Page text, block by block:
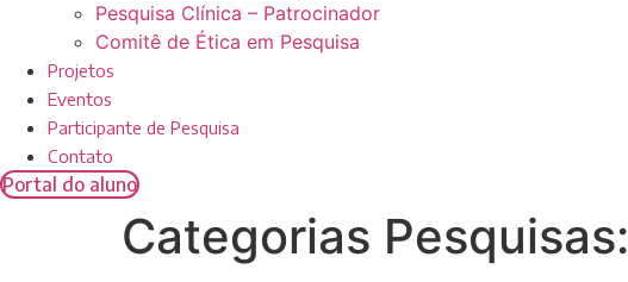
Pesquisa Clínica – Patrocinador
Comitê de Ética em Pesquisa
Projetos
Eventos
Participante de Pesquisa
Contato
Portal do aluno
Categorias Pesquisas: